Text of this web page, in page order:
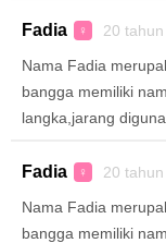
Fadia ♀ 20
Nama Fadia
bangga memiliki
langka,jarang
Fadia ♀ 20
Nama Fadia
bangga memiliki